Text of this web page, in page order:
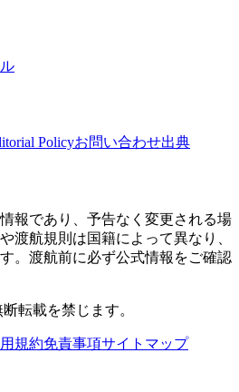
Policyお問い合わせ出典
報であり、予告なく変更される場
渡航規則は国籍によって異なり、
。渡航前に必ず公式情報をご確認
断転載を禁じます。
規約免責事項サイトマップ